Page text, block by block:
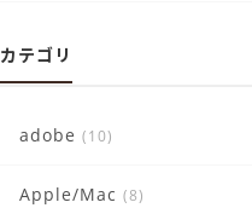
カテゴリ
adobe (10)
Apple/Mac (8)